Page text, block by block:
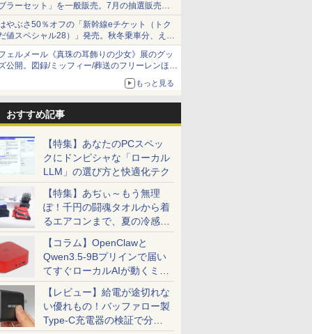
ラーセット」を一般販売。7月の抽選販売の
選無効分
やぶさ50％オフの「新幹線eチケット（トク
値スペシャル28）」発売。秋冬乗車分、えき
っと限定
ェルメール《真珠の耳飾りの少女》展のグッ
公開。図録/ミッフィー/葬送のフリーレンほ
もっと見る
おすすめ記事
【特集】あなたのPCスペッ
クにドンピシャな「ローカル
LLM」の選び方と快適化テク
【特集】あぢぃ～もう無理
ぽ！千円の闘魂タオルから着
るエアコンまで、夏の冷感グ
ッズ一挙紹介
【コラム】OpenClawと
Qwen3.5-9Bプリインで届い
てすぐローカルAIが動くミニ
PC「SER9 Pro」
【レビュー】給電が途切れな
い優れもの！バッファロー製
Type-C充電器の検証で分か